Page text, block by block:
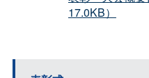
17.0KB）